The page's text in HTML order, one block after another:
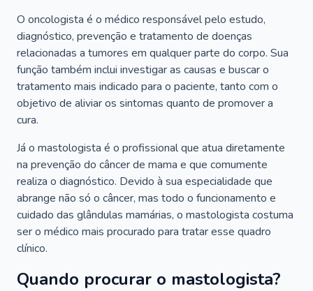
O oncologista é o médico responsável pelo estudo,
diagnóstico, prevenção e tratamento de doenças
relacionadas a tumores em qualquer parte do corpo. Sua
função também inclui investigar as causas e buscar o
tratamento mais indicado para o paciente, tanto com o
objetivo de aliviar os sintomas quanto de promover a
cura.
Já o mastologista é o profissional que atua diretamente
na prevenção do câncer de mama e que comumente
realiza o diagnóstico. Devido à sua especialidade que
abrange não só o câncer, mas todo o funcionamento e
cuidado das glândulas mamárias, o mastologista costuma
ser o médico mais procurado para tratar esse quadro
clínico.
Quando procurar o mastologista?